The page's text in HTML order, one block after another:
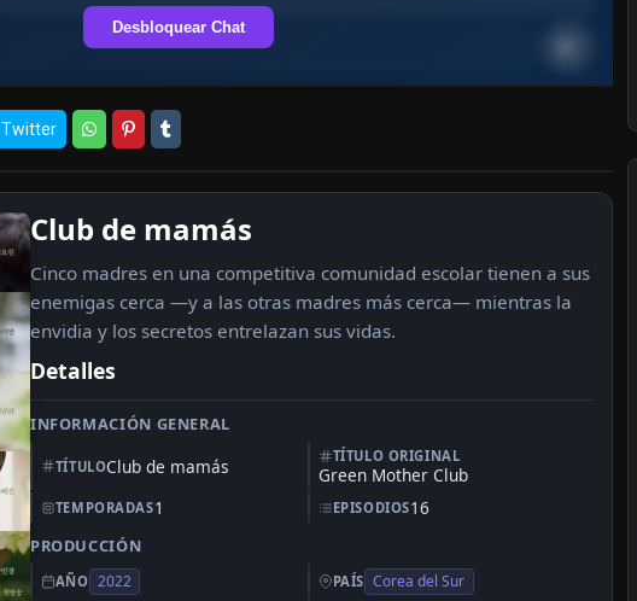
Desbloquear Chat
Twitter
Club de mamás
Cinco madres en una competitiva comunidad escolar tienen a sus
enemigas cerca —y a las otras madres más cerca— mientras la
envidia y los secretos entrelazan sus vidas.
Detalles
INFORMACIÓN GENERAL
TÍTULOClub de mamás TÍTULO ORIGINAL
Green Mother Club
TEMPORADAS1 EPISODIOS16
PRODUCCIÓN
AÑO 2022 PAÍS Corea del Sur